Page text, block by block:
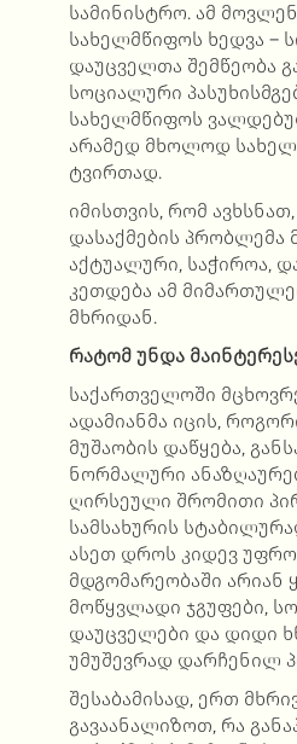
სამინისტრო. ამ
სახელმწიფოს ხედვა –
დაუცველთა შემწეობა
სოციალური
სახელმწიფოს
არამედ მხოლოდ
ტვირთად.
იმისთვის, რომ
დასაქმების პრობლემა
აქტუალური, საჭიროა,
კეთდება ამ
მხრიდან.
რატომ უნდა
საქართველოში
ადამიანმა იცის,
მუშაობის დაწყება,
ნორმალური
ღირსეული შრომითი
სამსახურის
ასეთ დროს კიდევ
მდგომარეობაში არიან
მოწყვლადი ჯგუფები,
დაუცველები და დიდი
უმუშევრად დარჩენილ
შესაბამისად, ერთ
გავაანალიზოთ, რა